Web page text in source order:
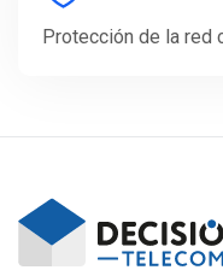
Protección de la red